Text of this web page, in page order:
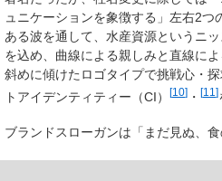
ュニケーションを象徴する」左右2
ある波を通して、水産資源というニ
を込め、曲線による親しみと直線に
斜めに傾けたロゴタイプで挑戦心・
トアイデンティティー（CI）
[10] ・ [11 ]
ブランドスローガンは「 まだ見ぬ、食